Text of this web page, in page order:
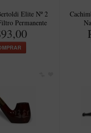
Elite Nº 2
Permanente